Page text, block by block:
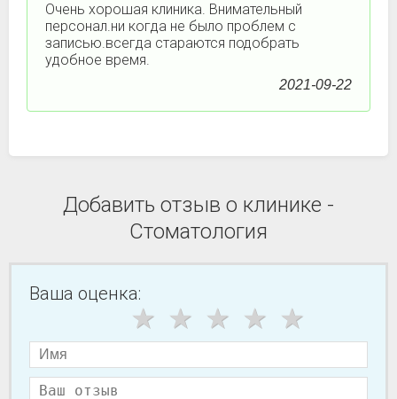
Очень хорошая клиника. Внимательный
персонал.ни когда не было проблем с
записью.всегда стараются подобрать
удобное время.
2021-09-22
Добавить отзыв о клинике -
Стоматология
Ваша оценка: